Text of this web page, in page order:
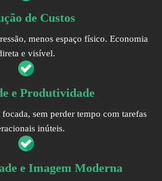
de Custos
menos espaço físico. Economia
e visível.
e Produtividade
sem perder tempo com tarefas
inúteis.
e Imagem Moderna